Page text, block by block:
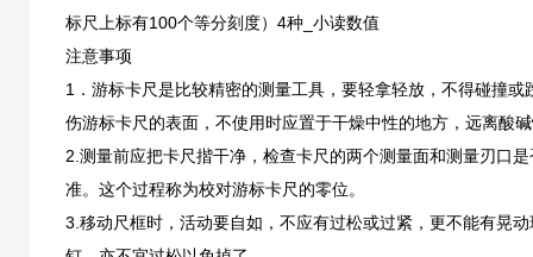
标尺上标有100个等分刻度）4种_小读数值
注意事项
1．游标卡尺是比较精密的测量工具，要轻拿轻放，不得碰撞
伤游标卡尺的表面，不使用时应置于干燥中性的地方，远离酸
2.测量前应把卡尺揩干净，检查卡尺的两个测量面和测量刃口
准。这个过程称为校对游标卡尺的零位。
3.移动尺框时，活动要自如，不应有过松或过紧，更不能有晃